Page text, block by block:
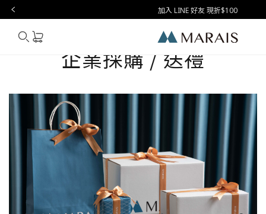
加入 LINE 好友 現折$100
Marais
CORPORATE GIFTING
企業採購 / 送禮